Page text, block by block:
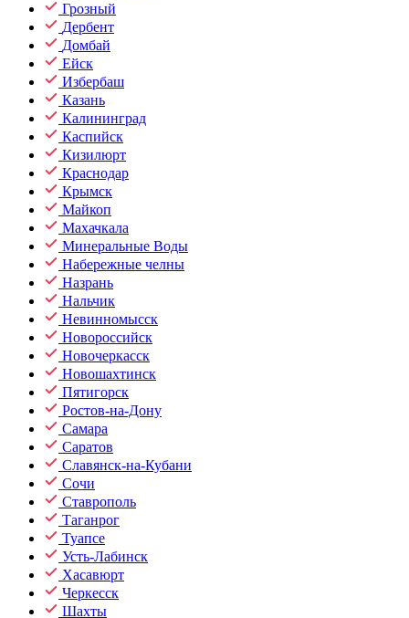
Грозный
Дербент
Домбай
Ейск
Избербаш
Казань
Калининград
Каспийск
Кизилюрт
Краснодар
Крымск
Майкоп
Махачкала
Минеральные Воды
Набережные челны
Назрань
Нальчик
Невинномысск
Новороссийск
Новочеркасск
Новошахтинск
Пятигорск
Ростов-на-Дону
Самара
Саратов
Славянск-на-Кубани
Сочи
Ставрополь
Таганрог
Туапсе
Усть-Лабинск
Хасавюрт
Черкесск
Шахты